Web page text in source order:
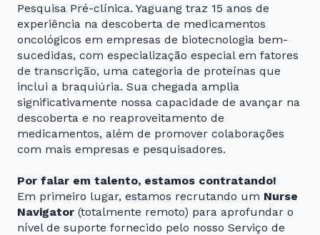
Pesquisa Pré-clínica. Yaguang traz 15 anos de
experiência na descoberta de medicamentos
oncológicos em empresas de biotecnologia bem-
sucedidas, com especialização especial em fatores
de transcrição, uma categoria de proteínas que
inclui a braquiúria. Sua chegada amplia
significativamente nossa capacidade de avançar na
descoberta e no reaproveitamento de
medicamentos, além de promover colaborações
com mais empresas e pesquisadores.
Por falar em talento, estamos contratando!
Em primeiro lugar, estamos recrutando um Nurse
Navigator (totalmente remoto) para aprofundar o
nível de suporte fornecido pelo nosso Serviço de